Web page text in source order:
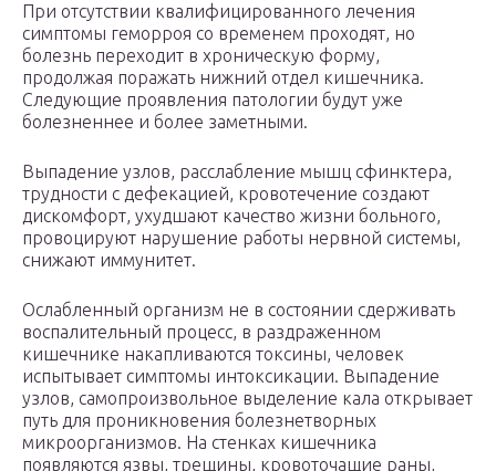
При отсутствии квалифицированного лечения
симптомы геморроя со временем проходят, но
болезнь переходит в хроническую форму,
продолжая поражать нижний отдел кишечника.
Следующие проявления патологии будут уже
болезненнее и более заметными.
Выпадение узлов, расслабление мышц сфинктера,
трудности с дефекацией, кровотечение создают
дискомфорт, ухудшают качество жизни больного,
провоцируют нарушение работы нервной системы,
снижают иммунитет.
Ослабленный организм не в состоянии сдерживать
воспалительный процесс, в раздраженном
кишечнике накапливаются токсины, человек
испытывает симптомы интоксикации. Выпадение
узлов, самопроизвольное выделение кала открывает
путь для проникновения болезнетворных
микроорганизмов. На стенках кишечника
появляются язвы, трещины, кровоточащие раны,